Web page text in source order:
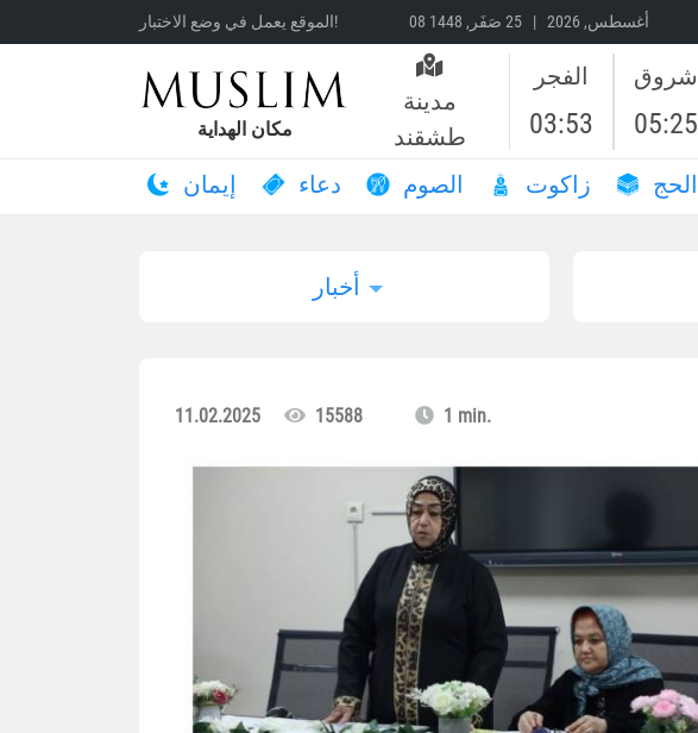
الموقع يعمل في وضع الاختبار! 08 أغسطس, 2026 | 25 صَفَر, 1448
مكان الهداية
مدينة
طشقند
الفجر
03:53
شروق
05:25
إيمان دعاء الصوم زاكوت الحج
أخبار
11.02.2025 15588 1 min.